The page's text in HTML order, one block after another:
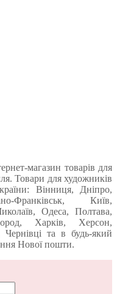
магазин товарів для
Товари для художників
Вінниця, Дніпро,
Франківськ, Київ,
Одеса, Полтава,
Харків, Херсон,
та в будь-який
Нової пошти.